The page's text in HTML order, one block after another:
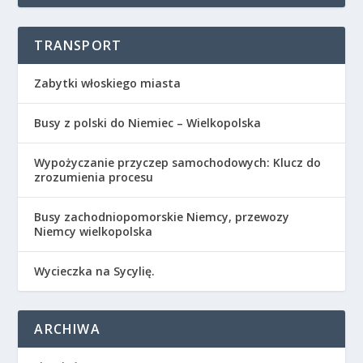
TRANSPORT
Zabytki włoskiego miasta
Busy z polski do Niemiec – Wielkopolska
Wypożyczanie przyczep samochodowych: Klucz do
zrozumienia procesu
Busy zachodniopomorskie Niemcy, przewozy
Niemcy wielkopolska
Wycieczka na Sycylię.
ARCHIWA